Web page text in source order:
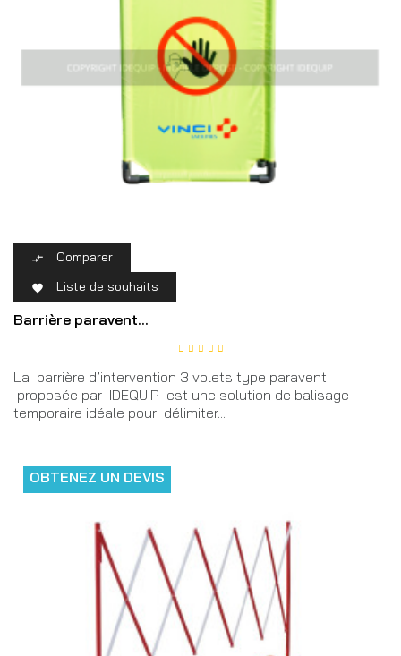
 Comparer
 Liste de souhaits
Barrière paravent...
La barrière d’intervention 3 volets type paravent
proposée par IDEQUIP est une solution de balisage
temporaire idéale pour délimiter...
OBTENEZ UN DEVIS